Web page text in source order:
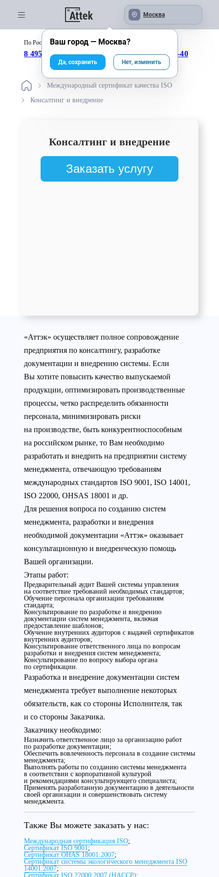
Москва
По России бесплатно:
8 495 246-04-43 8 800 333-25-40
Международный сертификат качества ISO
Консалтинг и внедрение
Консалтинг и внедрение
Заказать услугу
«Аттэк» осуществляет полное сопровождение
предприятия по консалтингу, разработке
документации и внедрению системы. Если
Вы хотите повысить качество выпускаемой
продукции, оптимизировать производственные
процессы, четко распределить обязанности
персонала, минимизировать риски
на производстве, быть конкурентноспособным
на российском рынке, то Вам необходимо
разработать и внедрить на предприятии систему
менеджмента, отвечающую требованиям
международных стандартов ISO 9001, ISO 14001,
ISO 22000, OHSAS 18001 и др.
Для решения вопроса по созданию систем
менеджмента, разработки и внедрения
необходимой документации «Аттэк» оказывает
консультационную и внедренческую помощь
Вашей организации.
Этапы работ:
Предварительный аудит Вашей системы управления
на соответствие требований необходимых стандартов;
Обучение персонала организации требованиям
стандарта;
Консультирование по разработке и внедрению
документации систем менеджмента, включая
предоставление шаблонов;
Обучение внутренних аудиторов с выдачей сертификатов
внутренних аудиторов;
Консультирование ответственного лица по вопросам
разработки и внедрения систем менеджмента;
Консультирование по вопросу выбора органа
по сертификации.
Разработка и внедрение документации систем
менеджмента требует выполнение некоторых
обязательств, как со стороны Исполнителя, так
и со стороны Заказчика.
Заказчику необходимо:
Назначить ответственное лицо за организацию работ
по разработке документации;
Обеспечить вовлеченность персонала в создание системы
менеджмента;
Выполнять работы по созданию системы менеджмента
в соответствии с корпоративной культурой
и рекомендациями консультирующего специалиста;
Применять разработанную документацию в деятельности
своей организации и совершенствовать систему
менеджмента.
Также Вы можете заказать у нас:
Международная сертификация ISO;
Сертификат ISO 9001;
Сертификат OHAS 18001:2007;
Сертификат системы экологического менеджмента ISO
14001:2007;
Сертификат ISO 22000:2007 (HACCP);
Ваш город — Москва?
Да, сохранить Нет, изменить